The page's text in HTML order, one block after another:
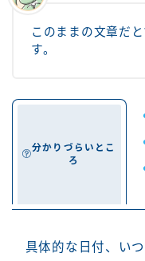
このままの文章だ
す。
分かりづらいとこ
ろ
具体的な日付、いつ